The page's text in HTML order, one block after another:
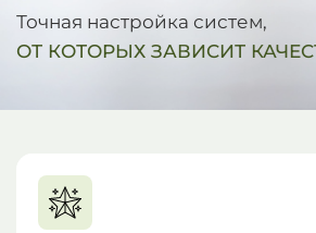
Точная настройка систем,
ОТ КОТОРЫХ ЗАВИСИТ